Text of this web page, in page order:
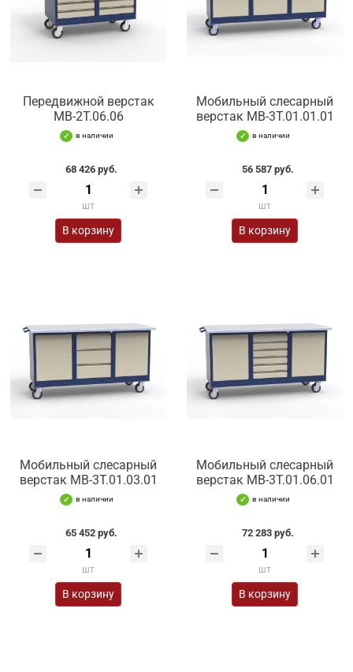
Передвижной верстак
МВ-2Т.06.06
в наличии
68 426 руб.
шт
В корзину
Мобильный слесарный
верстак МВ-3Т.01.01.01
в наличии
56 587 руб.
шт
В корзину
Мобильный слесарный
верстак МВ-3Т.01.03.01
в наличии
65 452 руб.
шт
В корзину
Мобильный слесарный
верстак МВ-3Т.01.06.01
в наличии
72 283 руб.
шт
В корзину